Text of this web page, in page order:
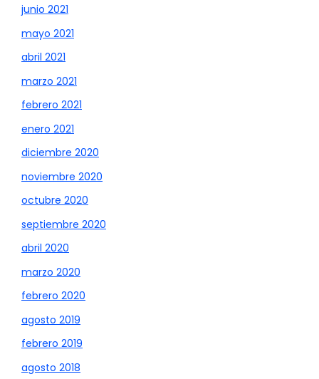
junio 2021
mayo 2021
abril 2021
marzo 2021
febrero 2021
enero 2021
diciembre 2020
noviembre 2020
octubre 2020
septiembre 2020
abril 2020
marzo 2020
febrero 2020
agosto 2019
febrero 2019
agosto 2018